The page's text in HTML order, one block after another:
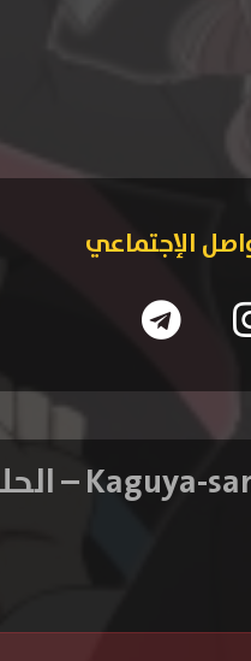
الإجتماعي